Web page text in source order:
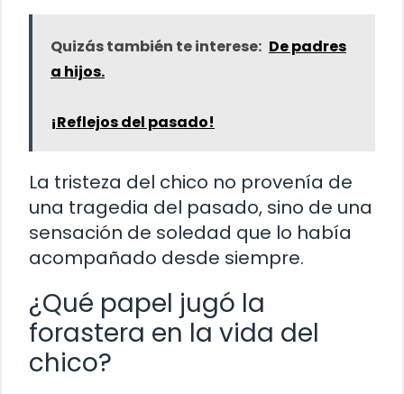
Quizás también te interese: De padres
a hijos.
¡Reflejos del pasado!
La tristeza del chico no provenía de
una tragedia del pasado, sino de una
sensación de soledad que lo había
acompañado desde siempre.
¿Qué papel jugó la
forastera en la vida del
chico?